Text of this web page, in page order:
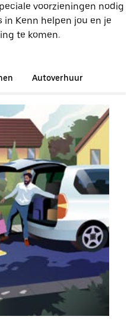
voorzieningen nodig
in Kenn helpen jou en je
te komen.
Autoverhuur